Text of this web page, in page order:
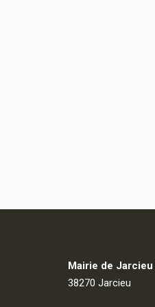
Mairie de Jarcieu
38270 Jarcieu